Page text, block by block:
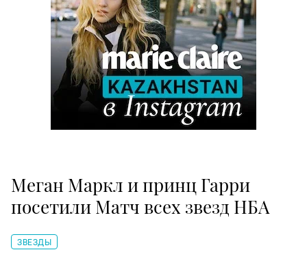
Меган Маркл и принц Гарри
посетили Матч всех звезд НБА
ЗВЕЗДЫ